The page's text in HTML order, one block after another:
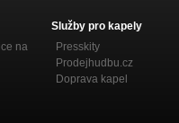
na
Služby pro kapely
Presskity
Prodejhudbu.cz
Doprava kapel